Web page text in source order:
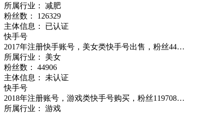
所属行业： 减肥
粉丝数：
126329
主体信息： 已认证
快手号
2017年注册快手账号，美女类快手号出售，粉丝44…
所属行业： 美女
粉丝数：
44906
主体信息： 未认证
快手号
2018年注册账号，游戏类快手号购买，粉丝119708…
所属行业： 游戏